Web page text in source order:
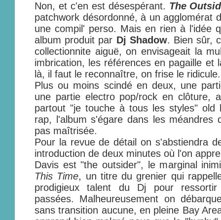
Non, et c'en est désespérant. The
patchwork désordonné, à un agglomérat
une compil' perso. Mais en rien à l'idée
album produit par Dj Shadow. Bien sûr,
collectionnite aiguë, on envisageait la
imbrication, les références en pagaille et
là, il faut le reconnaître, on frise le ridicule.
Plus ou moins scindé en deux, une
une partie electro pop/rock en clôture,
partout "je touche à tous les styles" old
rap, l'album s'égare dans les méandres
pas maîtrisée.
Pour la revue de détail on s'abstiendra
introduction de deux minutes où l'on
Davis est "the outsider", le marginal
This Time, un titre du grenier qui
prodigieux talent du Dj pour
passées. Malheureusement on
sans transition aucune, en pleine Bay